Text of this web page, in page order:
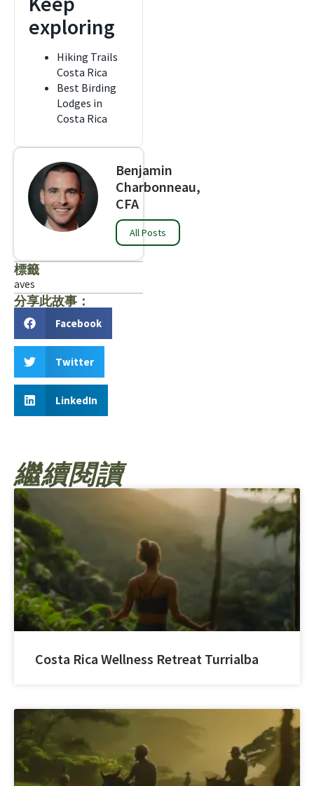
exploring
Hiking Trails
Costa Rica
Best Birding
Lodges in
Costa Rica
Benjamin
Charbonneau,
CFA
All Posts
標籤
aves
分享此故事：
Facebook
Twitter
LinkedIn
繼續閱讀
Costa Rica Wellness Retreat Turrialba